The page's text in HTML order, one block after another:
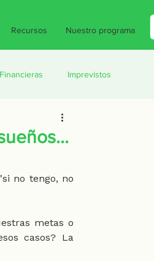
Recursos Nuestro programa
Imprevistos
no tengo, no
metas o
casos? La